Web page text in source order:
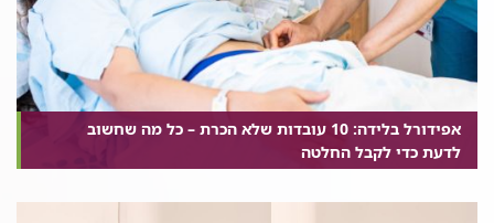
אפידורל בלידה: 10 עובדות שלא הכרת – כל מה שחשוב
לדעת כדי לקבל החלטה